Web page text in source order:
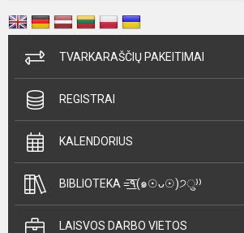
TVARKARAŠČIŲ PAKEITIMAI
REGISTRAI
KALENDORIUS
BIBLIOTEKA =͟͟͞͞٩(๑☉ᴗ☉)੭ु⁾⁾
LAISVOS DARBO VIETOS